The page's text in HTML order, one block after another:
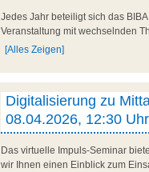
Jedes Jahr beteiligt sich das
Veranstaltung mit wechselnden
[Alles Zeigen]
Digitalisierung zu
08.04.2026, 12:30
Das virtuelle Impuls-Seminar
wir Ihnen einen Einblick zum